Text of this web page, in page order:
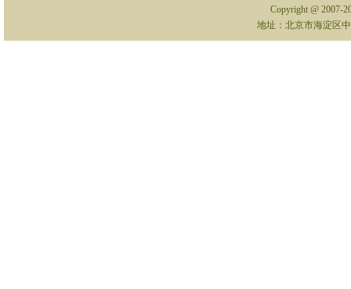
Copyright @ 2007-
地址：北京市海淀区